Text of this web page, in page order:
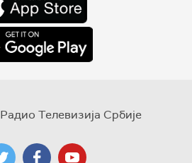
Радио Телевизија Србије